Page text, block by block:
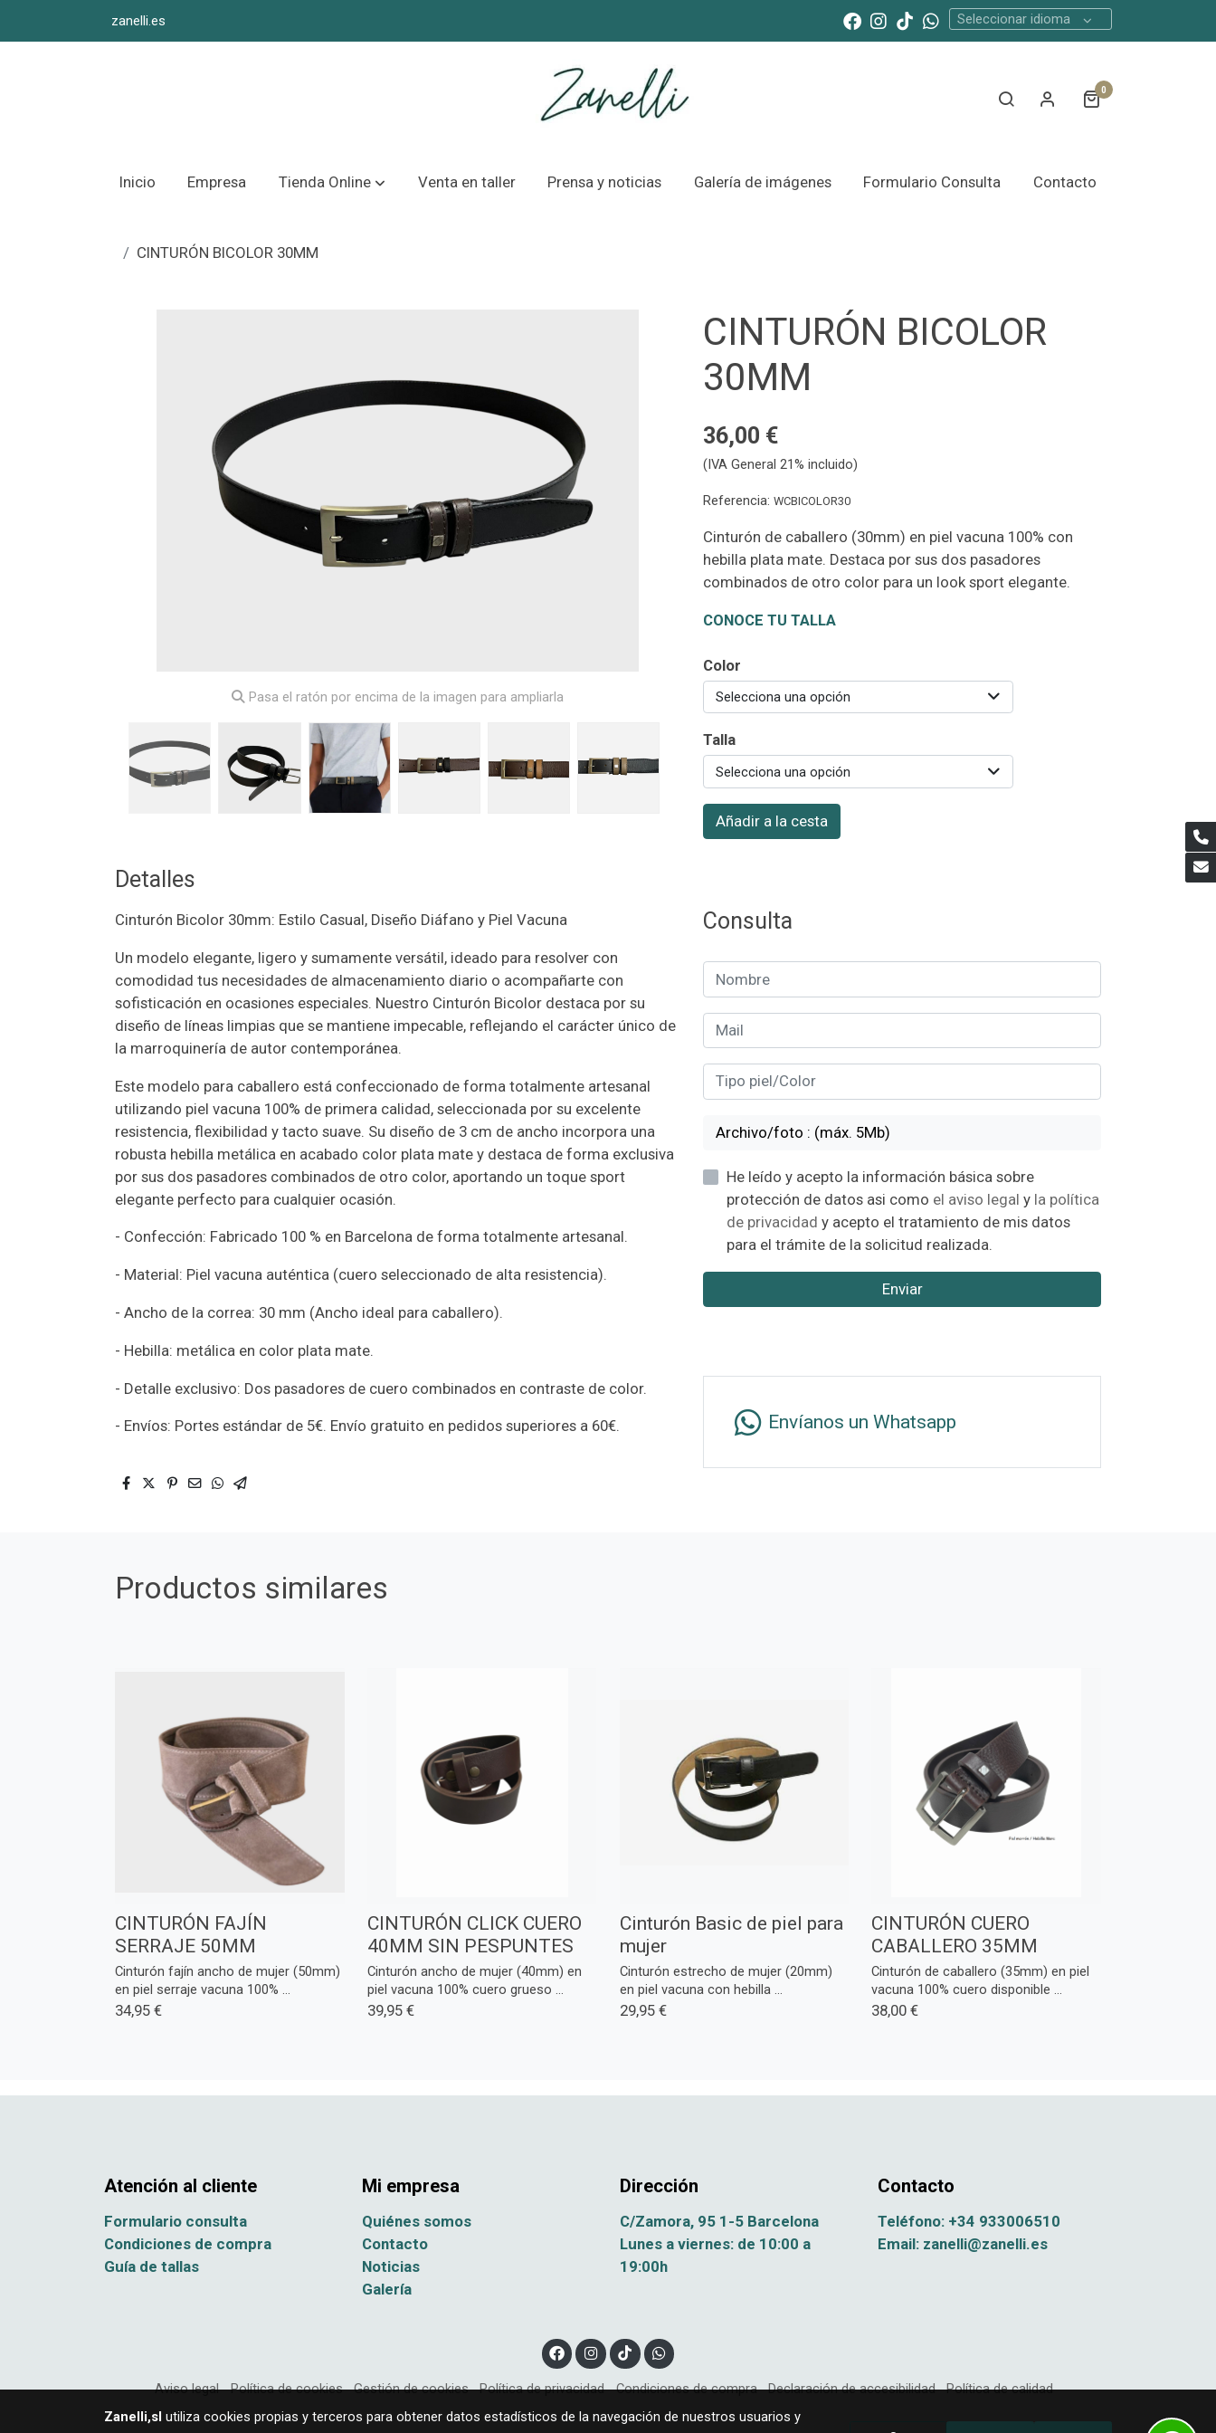
zanelli.es Seleccionar idioma
0
Inicio Empresa Tienda Online Venta en taller Prensa y noticias Galería de imágenes Formulario Consulta Contacto
CINTURÓN BICOLOR 30MM
Pasa el ratón por encima de la imagen para ampliarla
Detalles
Cinturón Bicolor 30mm: Estilo Casual, Diseño Diáfano y Piel Vacuna
Un modelo elegante, ligero y sumamente versátil, ideado para resolver con
comodidad tus necesidades de almacenamiento diario o acompañarte con
sofisticación en ocasiones especiales. Nuestro Cinturón Bicolor destaca por su
diseño de líneas limpias que se mantiene impecable, reflejando el carácter único de
la marroquinería de autor contemporánea.
Este modelo para caballero está confeccionado de forma totalmente artesanal
utilizando piel vacuna 100% de primera calidad, seleccionada por su excelente
resistencia, flexibilidad y tacto suave. Su diseño de 3 cm de ancho incorpora una
robusta hebilla metálica en acabado color plata mate y destaca de forma exclusiva
por sus dos pasadores combinados de otro color, aportando un toque sport
elegante perfecto para cualquier ocasión.
- Confección: Fabricado 100 % en Barcelona de forma totalmente artesanal.
- Material: Piel vacuna auténtica (cuero seleccionado de alta resistencia).
- Ancho de la correa: 30 mm (Ancho ideal para caballero).
- Hebilla: metálica en color plata mate.
- Detalle exclusivo: Dos pasadores de cuero combinados en contraste de color.
- Envíos: Portes estándar de 5€. Envío gratuito en pedidos superiores a 60€.
CINTURÓN BICOLOR
30MM
36,00 €
(IVA General 21% incluido)
Referencia:WCBICOLOR30
Cinturón de caballero (30mm) en piel vacuna 100% con
hebilla plata mate. Destaca por sus dos pasadores
combinados de otro color para un look sport elegante.
CONOCE TU TALLA
Color
Selecciona una opción
Talla
Selecciona una opción
Añadir a la cesta
Consulta
Archivo/foto : (máx. 5Mb)
He leído y acepto la información básica sobre
protección de datos asi como el aviso legal y la política
de privacidad y acepto el tratamiento de mis datos
para el trámite de la solicitud realizada.
Enviar
Envíanos un Whatsapp
Productos similares
CINTURÓN FAJÍN
SERRAJE 50MM
Cinturón fajín ancho de mujer (50mm)
en piel serraje vacuna 100% ...
34,95 €
CINTURÓN CLICK CUERO
40MM SIN PESPUNTES
Cinturón ancho de mujer (40mm) en
piel vacuna 100% cuero grueso ...
39,95 €
Cinturón Basic de piel para
mujer
Cinturón estrecho de mujer (20mm)
en piel vacuna con hebilla ...
29,95 €
CINTURÓN CUERO
CABALLERO 35MM
Cinturón de caballero (35mm) en piel
vacuna 100% cuero disponible ...
38,00 €
Atención al cliente
Formulario consulta
Condiciones de compra
Guía de tallas
Mi empresa
Quiénes somos
Contacto
Noticias
Galería
Dirección
C/Zamora, 95 1-5 Barcelona
Lunes a viernes: de 10:00 a
19:00h
Contacto
Teléfono: +34 933006510
Email: zanelli@zanelli.es
Aviso legal Política de cookies Gestión de cookies Política de privacidad Condiciones de compra Declaración de accesibilidad
Política de calidad
Zanelli,sl utiliza cookies propias y terceros para obtener datos estadísticos de la navegación de nuestros usuarios y